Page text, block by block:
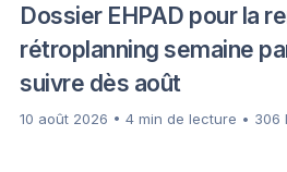
Dossier EHPAD pour la
rétroplanning semaine
suivre dès août
10 août 2026 • 4 min de lecture • 306